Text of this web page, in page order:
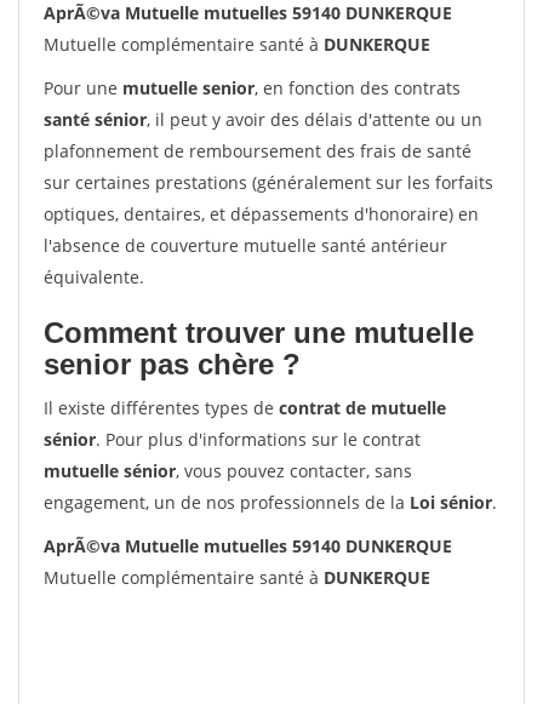
AprÃ©va Mutuelle mutuelles 59140 DUNKERQUE
Mutuelle complémentaire santé à DUNKERQUE
Pour une mutuelle senior, en fonction des contrats
santé sénior, il peut y avoir des délais d'attente ou un
plafonnement de remboursement des frais de santé
sur certaines prestations (généralement sur les forfaits
optiques, dentaires, et dépassements d'honoraire) en
l'absence de couverture mutuelle santé antérieur
équivalente.
Comment trouver une mutuelle
senior pas chère ?
Il existe différentes types de contrat de mutuelle
sénior. Pour plus d'informations sur le contrat
mutuelle sénior, vous pouvez contacter, sans
engagement, un de nos professionnels de la Loi sénior.
AprÃ©va Mutuelle mutuelles 59140 DUNKERQUE
Mutuelle complémentaire santé à DUNKERQUE